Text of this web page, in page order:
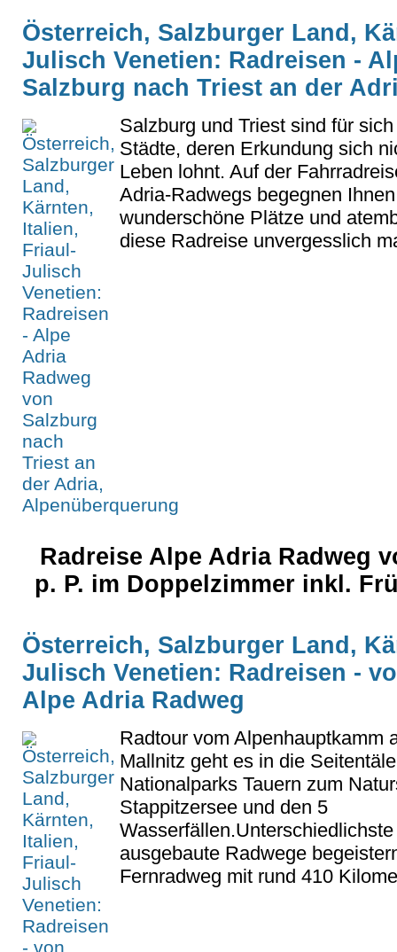
Österreich, Salzburger Land,
Julisch Venetien: Radreisen -
Salzburg nach Triest an der
Salzburg und Triest sind für
Städte, deren Erkundung sich
Leben lohnt. Auf der
Adria-Radwegs begegnen
wunderschöne Plätze und
diese Radreise unvergesslich
Radreise Alpe Adria Radweg
p. P. im Doppelzimmer inkl.
Österreich, Salzburger Land,
Julisch Venetien: Radreisen -
Alpe Adria Radweg
Radtour vom Alpenhauptkamm
Mallnitz geht es in die
Nationalparks Tauern zum
Stappitzersee und den 5
ausgebaute Radwege
Fernradweg mit rund 410